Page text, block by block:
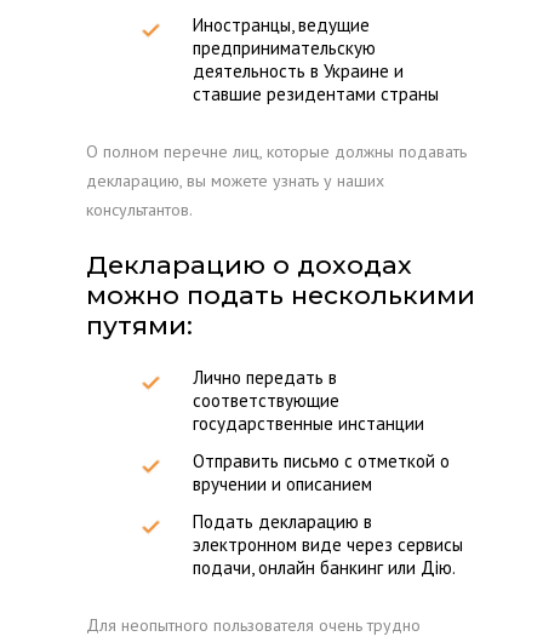
Иностранцы, ведущие
предпринимательскую
деятельность в Украине и
ставшие резидентами страны
О полном перечне лиц, которые должны подавать
декларацию, вы можете узнать у наших
консультантов.
Декларацию о доходах
можно подать несколькими
путями:
Лично передать в
соответствующие
государственные инстанции
Отправить письмо с отметкой о
вручении и описанием
Подать декларацию в
электронном виде через сервисы
подачи, онлайн банкинг или Дію.
Для неопытного пользователя очень трудно